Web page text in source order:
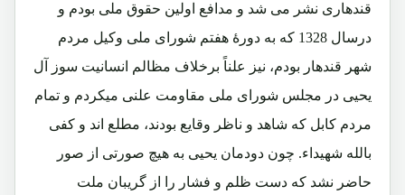
قندهاری نشر می شد و مدافع اولین حقوق ملی بودم و
درسال 1328 که به دورۀ هفتم شورای ملی وکیل مردم
شهر قندهار بودم، نیز علناً برخلاف مظالم انسانیت سوز آل
یحیی در مجلس شورای ملی مقاومت علنی میکردم و تمام
مردم کابل که شاهد و ناظر وقایع بودند، مطلع اند و کفی
بالله شهیداء. چون دودمان یحیی به هیچ صورتی از صور
حاضر نشد که دست ظلم و فشار را از گریبان ملت